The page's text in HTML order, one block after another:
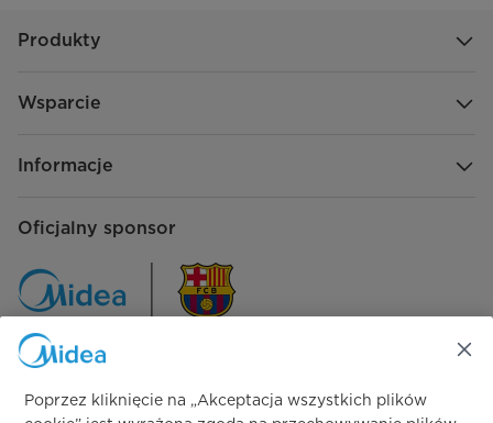
Produkty
Wsparcie
Informacje
Oficjalny sponsor
Śledź nas na:
Poprzez kliknięcie na „Akceptacja wszystkich plików